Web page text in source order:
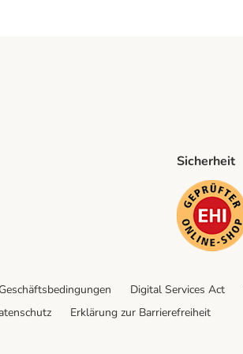
Method
Sicherheit
Digital Services Act
Erklärung zur Barrierefreiheit